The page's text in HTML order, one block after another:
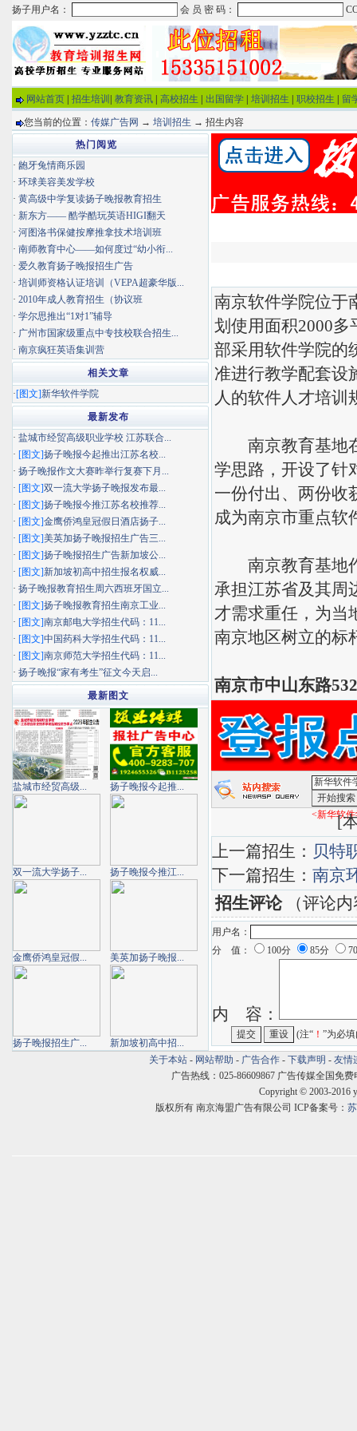
网站首页 招生培训 教育资讯 高校招生 出国留学 培训招生 职校招生 留
您当前的位置： 传媒广告网 → 培训招生 → 招生内容
南京软件学院位于
划使用面积2000
部采用软件学院的
准进行教学配套设
人的软件人才培训
南京教育基地在
学思路，开设了针
一份付出、两份收
成为南京市重点软
南京教育基地作
承担江苏省及其周
才需求重任，为当
南京地区树立的标
南京市中山东路
<新华软
[
上一篇招生： 贝特
下一篇招生： 南京
招生评论（评论内
用户名：
分 值：
100分 85分
内 容：
(注“ ！ ”为必
热门阅览
· 龅牙兔情商乐园
· 环球美容美发学校
· 黄高级中学复读扬子晚报教育招生
· 新东方—— 酷学酷玩英语HIGI翻天
· 河图洛书保健按摩推拿技术培训班
· 南师教育中心——如何度过“幼小衔...
· 爱久教育扬子晚报招生广告
· 培训师资格认证培训（VEPA超豪华版...
· 2010年成人教育招生（协议班
· 学尔思推出“1对1”辅导
· 广州市国家级重点中专技校联合招生...
· 南京疯狂英语集训营
相关文章
·[图文]新华软件学院
最新发布
· 盐城市经贸高级职业学校 江苏联合...
· [图文]扬子晚报今起推出江苏名校...
· 扬子晚报作文大赛昨举行复赛下月...
· [图文]双一流大学扬子晚报发布最...
· [图文]扬子晚报今推江苏名校推荐...
· [图文]金鹰侨鸿皇冠假日酒店扬子...
· [图文]美英加扬子晚报招生广告三...
· [图文]扬子晚报招生广告新加坡公...
· [图文]新加坡初高中招生报名权威...
· 扬子晚报教育招生周六西班牙国立...
· [图文]扬子晚报教育招生南京工业...
· [图文]南京邮电大学招生代码：11...
· [图文]中国药科大学招生代码：11...
· [图文]南京师范大学招生代码：11...
· 扬子晚报“家有考生”征文今天启...
最新图文
盐城市经贸高级... 扬子晚报今起推...
双一流大学扬子... 扬子晚报今推江...
金鹰侨鸿皇冠假... 美英加扬子晚报...
扬子晚报招生广...
新加坡初高中招...
关于本站 - 网站帮助 - 广告合作 - 下载声明 - 友情
广告热线：025-86609867 广告传媒全国免费
Copyright © 2003-2016
版权所有 南京海盟广告有限公司 ICP备案号：